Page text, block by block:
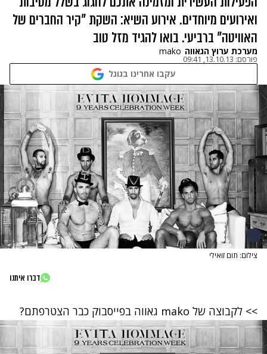
ואירועים מיוחדים. אירוע השיא: השקת "קיר החברים של
האוויטה" ברביעי. בואו להגיד מזל טוב
מערכת ערוץ הגאווה mako
פורסם: 13.10.13, 09:41
עקבו אחרינו בגוגל
צילום: תום זואילי
דברו איתנו
>> לקבוצה של mako גאווה בפייסבוק כבר הצטרפתם?